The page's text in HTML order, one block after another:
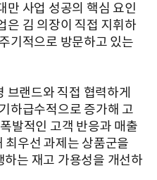
만 사업 성공의 핵심 요인
은 김 의장이 직접 지휘하
기적으로 방문하고 있는
브랜드와 직접 협력하게
하급수적으로 증가해 고
발적인 고객 반응과 매출
우선 과제는 상품군을
는 재고 가용성을 개선하